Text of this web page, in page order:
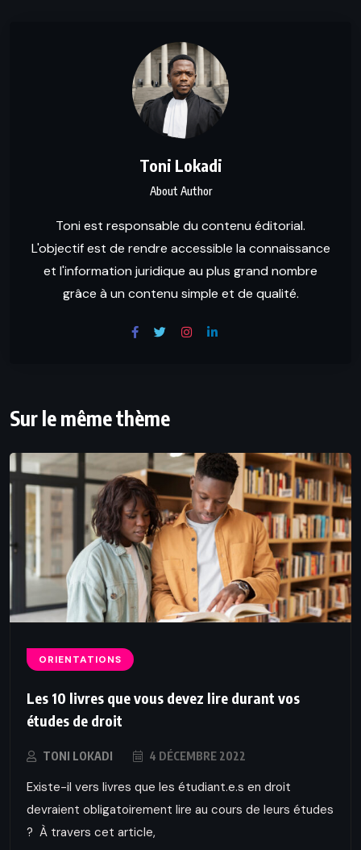
Toni Lokadi
About Author
Toni est responsable du contenu éditorial.
L'objectif est de rendre accessible la connaissance
et l'information juridique au plus grand nombre
grâce à un contenu simple et de qualité.
Sur le même thème
ORIENTATIONS
Les 10 livres que vous devez lire durant vos
études de droit
TONI LOKADI 4 DÉCEMBRE 2022
Existe-il vers livres que les étudiant.e.s en droit
devraient obligatoirement lire au cours de leurs études
? À travers cet article,